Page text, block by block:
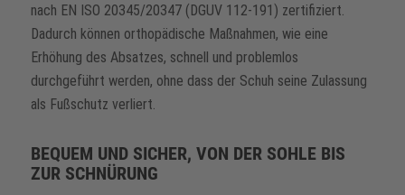
nach EN ISO 20345/20347 (DGUV 112-191) zertifiziert.
Dadurch können orthopädische Maßnahmen, wie eine
Erhöhung des Absatzes, schnell und problemlos
durchgeführt werden, ohne dass der Schuh seine Zulassung
als Fußschutz verliert.
BEQUEM UND SICHER, VON DER SOHLE BIS
ZUR SCHNÜRUNG